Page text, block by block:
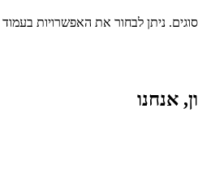
ניתן לבחור את האפשרויות בעמוד
אנחנו